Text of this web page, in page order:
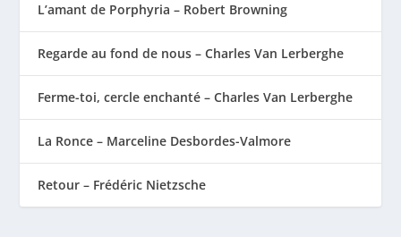
L’amant de Porphyria – Robert Browning
Regarde au fond de nous – Charles Van Lerberghe
Ferme-toi, cercle enchanté – Charles Van Lerberghe
La Ronce – Marceline Desbordes-Valmore
Retour – Frédéric Nietzsche